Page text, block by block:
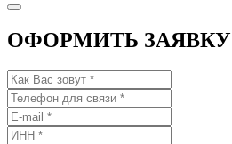
ОФОРМИТЬ ЗАЯВКУ